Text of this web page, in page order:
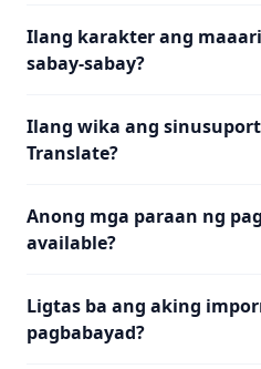
Ilang karakter ang
sabay-sabay?
Ilang wika ang
Translate?
Anong mga paraan ng
available?
Ligtas ba ang aking
pagbabayad?